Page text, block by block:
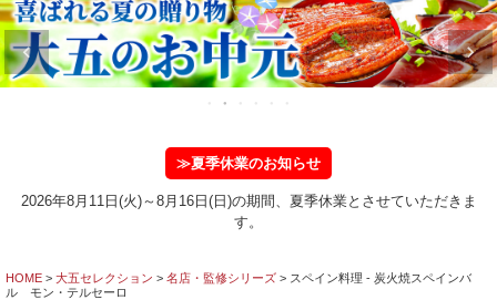
≫夏季休業のお知らせ
2026年8月11日(火)～8月16日(日)の期間、夏季休業とさせていただきま
す。
HOME 大五セレクション 名店・監修シリーズ
スペイン料理 - 炭火焼スペインバ
ル モン・テルセーロ